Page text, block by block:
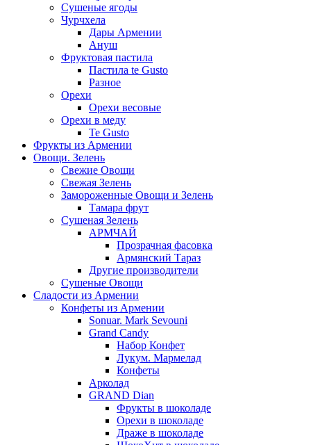
Сушеные ягоды
Чурчхела
Дары Армении
Ануш
Фруктовая пастила
Пастила te Gusto
Разное
Орехи
Орехи весовые
Орехи в меду
Te Gusto
Фрукты из Армении
Овощи. Зелень
Свежие Овощи
Свежая Зелень
Замороженные Овощи и Зелень
Тамара фрут
Сушеная Зелень
АРМЧАЙ
Прозрачная фасовка
Армянский Тараз
Другие производители
Сушеные Овощи
Сладости из Армении
Конфеты из Армении
Sonuar. Mark Sevouni
Grand Candy
Набор Конфет
Лукум. Мармелад
Конфеты
Арколад
GRAND Dian
Фрукты в шоколаде
Орехи в шоколаде
Драже в шоколаде